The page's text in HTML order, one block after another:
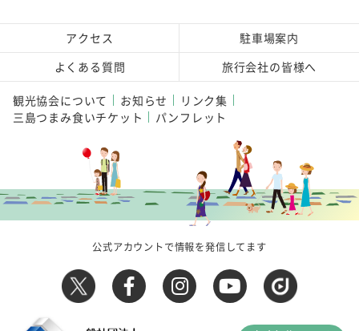
アクセス
駐車場案内
よくある質問
旅行会社の皆様へ
観光協会について お知らせ
リンク集
三島つまみ食いチケット
パンフレット
公式アカウントで情報を発信してます